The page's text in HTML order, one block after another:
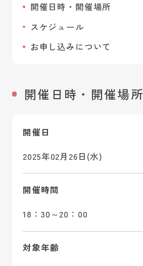
開催日時・開催場所
スケジュール
お申し込みについて
開催日時・開催場所
開催日
2025年02月26日(水)
開催時間
18：30～20：00
対象年齢